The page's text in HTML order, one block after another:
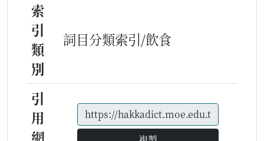
索
引
類
別
詞目分類索引/飲食
引
用
網